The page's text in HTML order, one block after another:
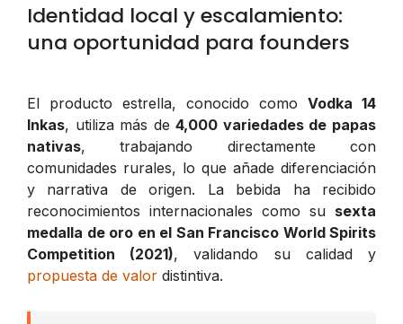
Identidad local y escalamiento:
una oportunidad para founders
El producto estrella, conocido como Vodka 14
Inkas, utiliza más de4,000 variedades de papas
nativas, trabajando directamente con
comunidades rurales, lo que añade diferenciación
y narrativa de origen. La bebida ha recibido
reconocimientos internacionales como su sexta
medalla de oro en el San Francisco World Spirits
Competition (2021), validando su calidad y
propuesta de valor distintiva.